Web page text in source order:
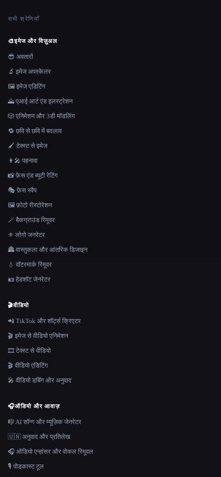
सभी श्रेणियाँ
🎨इमेज और विज़ुअल
😎 अवतारों
🔬 इमेज अपस्केलर
🖼️ इमेज एडिटिंग
🌄 एआई आर्ट एंड इलस्ट्रेशन
🎲 एनिमेशन और 3डी मॉडलिंग
🔁 छवि से छवि में बदलाव
🖌️ टेक्स्ट से इमेज
👩‍🎤 पहनावा
📸 फ़ेस एंड ब्यूटी रेटिंग
🎭 फ़ेस स्वैप
🖼️ फ़ोटो रीस्टोरेशन
🪄 बैकग्राउंड रिमूवर
⚜️ लोगो जनरेटर
🏯 वास्तुकला और आंतरिक डिजाइन
💧 वॉटरमार्क रिमूवर
🪪 हेडशॉट जेनरेटर
🎬वीडियो
📲 TikTok और शॉर्ट्स क्रिएटर
🎬 इमेज से वीडियो एनिमेशन
🎞️ टेक्स्ट से वीडियो
🎬 वीडियो एडिटिंग
🎤 वीडियो डबिंग और अनुवाद
🎧ऑडियो और आवाज़
🎼 AI सॉन्ग और म्यूज़िक जेनरेटर
🇺🇳 अनुवाद और प्रतिलेख
🎧 ऑडियो एन्हांसर और वोकल रिमूवल
🎙️ पोडकास्ट टूल